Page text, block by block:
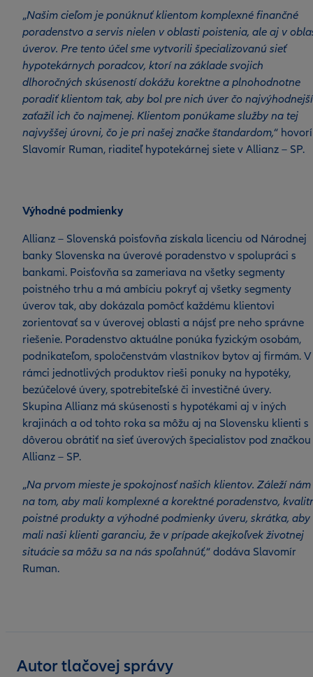
„Našim cieľom je ponúknuť klientom komplexné finančné
poradenstvo a servis nielen v oblasti poistenia, ale aj v
úverov. Pre tento účel sme vytvorili špecializovanú sieť
hypotekárnych poradcov, ktorí na základe svojich
dlhoročných skúseností dokážu korektne a plnohodnotne
poradiť klientom tak, aby bol pre nich úver čo
zaťažil ich čo najmenej. Klientom ponúkame služby na tej
najvyššej úrovni, čo je pri našej značke štandardom,“ hovorí
Slavomír Ruman, riaditeľ hypotekárnej siete v Allianz – SP.
Výhodné podmienky
Allianz – Slovenská poisťovňa získala licenciu od Národnej
banky Slovenska na úverové poradenstvo v spolupráci s
bankami. Poisťovňa sa zameriava na všetky segmenty
poistného trhu a má ambíciu pokryť aj všetky segmenty
úverov tak, aby dokázala pomôcť každému klientovi
zorientovať sa v úverovej oblasti a nájsť pre neho správne
riešenie. Poradenstvo aktuálne ponúka fyzickým osobám,
podnikateľom, spoločenstvám vlastníkov bytov aj firmám. V
rámci jednotlivých produktov rieši ponuky na hypotéky,
bezúčelové úvery, spotrebiteľské či investičné úvery.
Skupina Allianz má skúsenosti s hypotékami aj v iných
krajinách a od tohto roka sa môžu aj na Slovensku klienti s
dôverou obrátiť na sieť úverových špecialistov pod značkou
Allianz – SP.
„Na prvom mieste je spokojnosť našich klientov. Záleží nám
na tom, aby mali komplexné a korektné poradenstvo,
poistné produkty a výhodné podmienky úveru, skrátka, aby
mali naši klienti garanciu, že v prípade akejkoľvek životnej
situácie sa môžu sa na nás spoľahnúť,“ dodáva Slavomír
Ruman.
Autor tlačovej správy